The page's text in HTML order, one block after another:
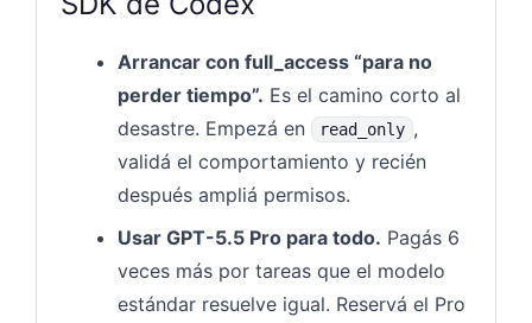
Arrancar con full_access “para no
perder tiempo”. Es el camino corto al
desastre. Empezá en
read_only ,
validá el comportamiento y recién
después ampliá permisos.
Usar GPT-5.5 Pro para todo. Pagás 6
veces más por tareas que el modelo
estándar resuelve igual. Reservá el Pro